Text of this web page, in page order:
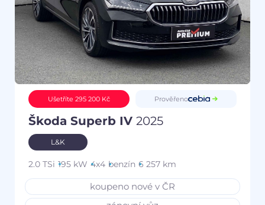
Ušetříte 295 200 Kč Prověřeno
Škoda Superb IV 2025
L&K
2.0 TSi 195 kW 4x4 benzín 6 257 km
koupeno nové v ČR